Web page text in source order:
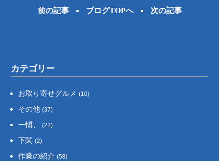
前の記事 ブログTOPへ 次の記事
カテゴリー
お取り寄せグルメ(10)
その他(37)
一愼、(22)
下関(2)
作業の紹介(58)